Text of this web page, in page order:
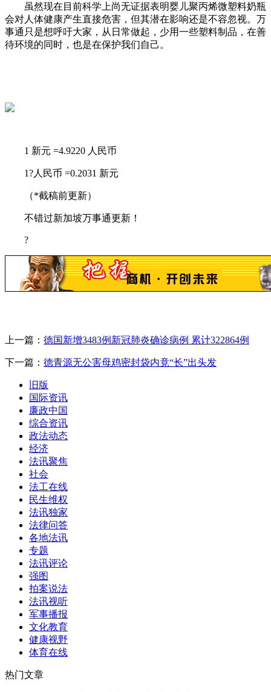
虽然现在目前科学上尚无证据表明婴儿聚丙烯微塑料奶瓶
会对人体健康产生直接危害，但其潜在影响还是不容忽视。万
事通只是想呼吁大家， 从日常做起，少用一些塑料制品，在善
待环境的同时，也是在保护我们自己。
1 新元 =4.9220 人民币
1?人民币 =0.2031 新元
（*截稿前更新）
不错过新加坡万事通更新！
?
上一篇： 德国新增3483例新冠肺炎确诊病例 累计322864例
下一篇： 德青源无公害母鸡密封袋内竟“长”出头发
旧版
国际资讯
廉政中国
综合资讯
政法动态
经济
法讯聚焦
社会
法工在线
民生维权
法讯独家
法律问答
各地法讯
专题
法讯评论
强图
拍案说法
法讯视听
军事播报
文化教育
健康视野
体育在线
热门文章